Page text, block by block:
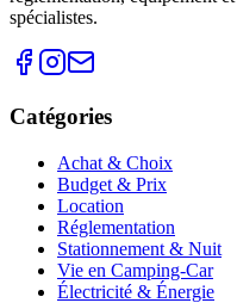
spécialistes.
Catégories
Achat & Choix
Budget & Prix
Location
Réglementation
Stationnement & Nuit
Vie en Camping-Car
Électricité & Énergie